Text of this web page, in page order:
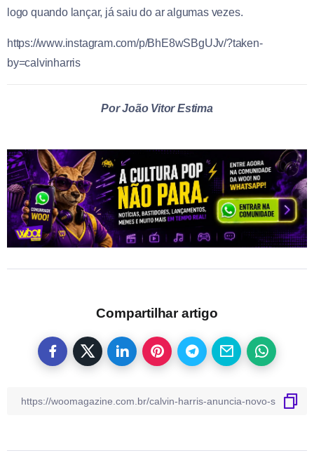
logo quando lançar, já saiu do ar algumas vezes.
https://www.instagram.com/p/BhE8wSBgUJv/?taken-
by=calvinharris
Por João Vitor Estima
Compartilhar artigo